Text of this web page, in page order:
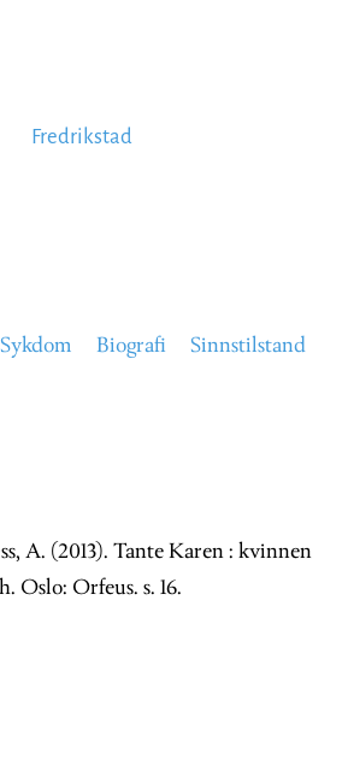
Fredrikstad
Sykdom Biografi Sinnstilstand
A. (2013). Tante Karen : kvinnen
Oslo: Orfeus. s. 16.